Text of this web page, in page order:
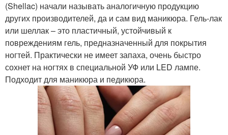
(Shellac) начали называть аналогичную продукцию
других производителей, да и сам вид маникюра. Гель-лак
или шеллак – это пластичный, устойчивый к
повреждениям гель, предназначенный для покрытия
ногтей. Практически не имеет запаха, очень быстро
сохнет на ногтях в специальной УФ или LED лампе.
Подходит для маникюра и педикюра.